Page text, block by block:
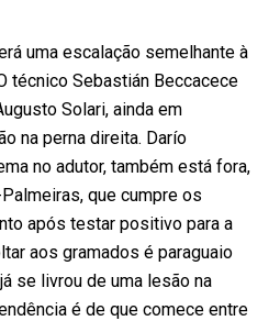
uma escalação semelhante à
técnico Sebastián Beccacece
Solari, ainda em
na perna direita. Darío
no adutor, também está fora,
que cumpre os
após testar positivo para a
aos gramados é paraguaio
se livrou de uma lesão na
é de que comece entre